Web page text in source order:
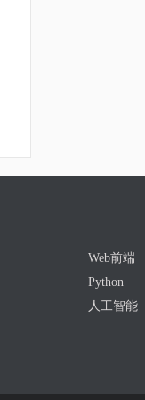
Web前端
Python
人工智能